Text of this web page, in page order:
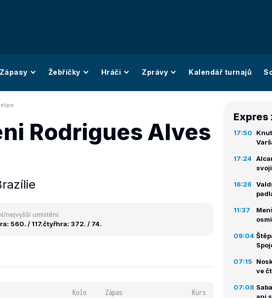
Zápasy Žebříčky Hráči Zprávy Kalendář turnajů
Rodrigues Alves
nejvyšší umístění:
560. / 117.čtyřhra: 372. / 74.
Kolo Zápas Kurs
Expres
17:50
17:24
16:26
11:37
09:04
07:15
ve
07:08